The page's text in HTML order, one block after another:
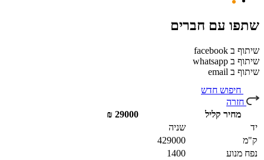
שתפו עם חברים
שיתוף ב facebook
שיתוף ב whatsapp
שיתוף ב email
חיפוש חדש
חזרה
מחיר קליל
29000 ₪
יד
שניה
ק"מ
429000
נפח מנוע
1400